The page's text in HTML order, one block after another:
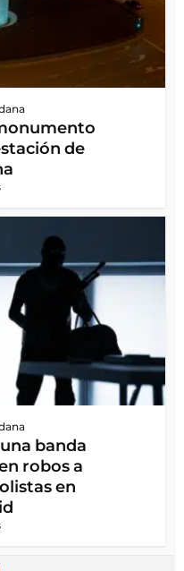
de
banda
robos a
en